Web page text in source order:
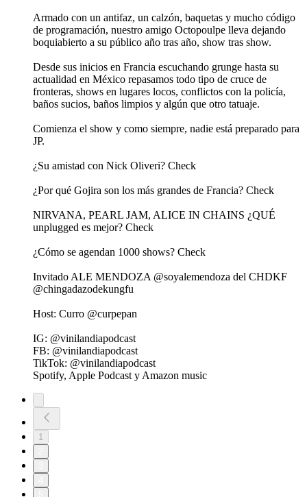
Armado con un antifaz, un calzón, baquetas y mucho código
de programación, nuestro amigo Octopoulpe lleva dejando
boquiabierto a su público año tras año, show tras show.
Desde sus inicios en Francia escuchando grunge hasta su
actualidad en México repasamos todo tipo de cruce de
fronteras, shows en lugares locos, conflictos con la policía,
baños sucios, baños limpios y algún que otro tatuaje.
Comienza el show y como siempre, nadie está preparado para
JP.
¿Su amistad con Nick Oliveri? Check
¿Por qué Gojira son los más grandes de Francia? Check
NIRVANA, PEARL JAM, ALICE IN CHAINS ¿QUÉ
unplugged es mejor? Check
¿Cómo se agendan 1000 shows? Check
Invitado ALE MENDOZA @soyalemendoza del CHDKF
@chingadazodekungfu
Host: Curro @curpepan
IG: @vinilandiapodcast
FB: @vinilandiapodcast
TikTok: @vinilandiapodcast
Spotify, Apple Podcast y Amazon music
1